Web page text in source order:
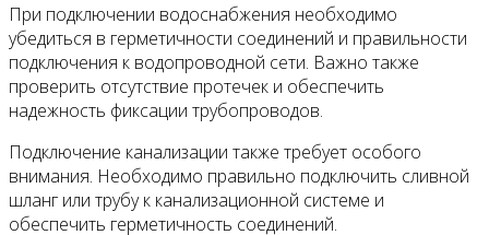
При подключении водоснабжения необходимо
убедиться в герметичности соединений и правильности
подключения к водопроводной сети. Важно также
проверить отсутствие протечек и обеспечить
надежность фиксации трубопроводов.
Подключение канализации также требует особого
внимания. Необходимо правильно подключить сливной
шланг или трубу к канализационной системе и
обеспечить герметичность соединений.